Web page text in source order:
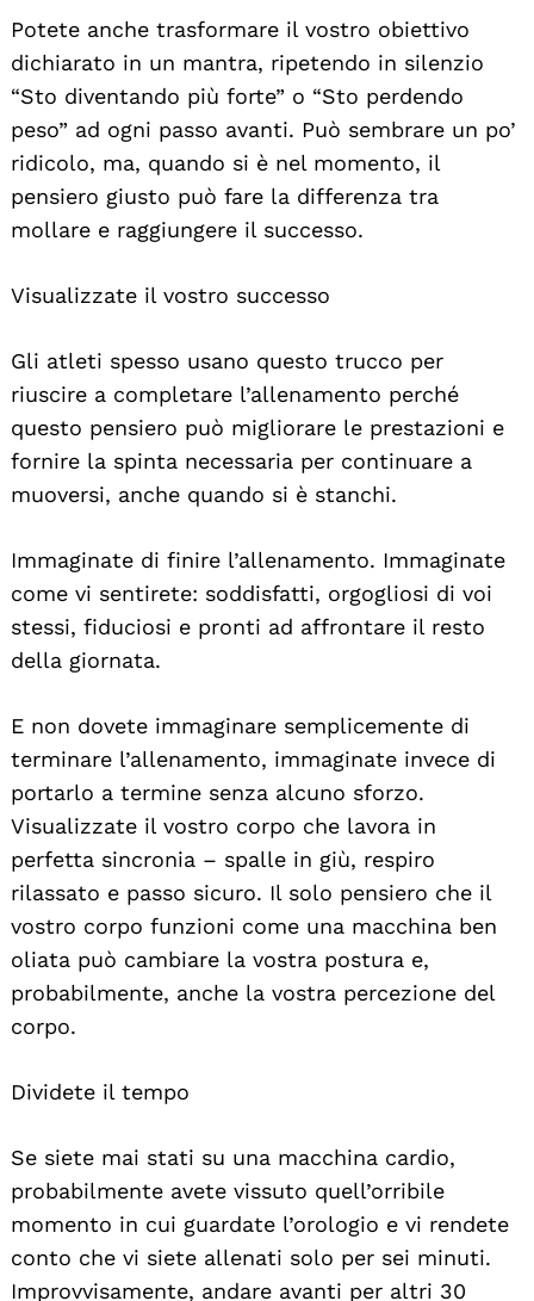
Potete anche trasformare il vostro obiettivo
dichiarato in un mantra, ripetendo in silenzio
“Sto diventando più forte” o “Sto perdendo
peso” ad ogni passo avanti. Può sembrare un po’
ridicolo, ma, quando si è nel momento, il
pensiero giusto può fare la differenza tra
mollare e raggiungere il successo.
Visualizzate il vostro successo
Gli atleti spesso usano questo trucco per
riuscire a completare l’allenamento perché
questo pensiero può migliorare le prestazioni e
fornire la spinta necessaria per continuare a
muoversi, anche quando si è stanchi.
Immaginate di finire l’allenamento. Immaginate
come vi sentirete: soddisfatti, orgogliosi di voi
stessi, fiduciosi e pronti ad affrontare il resto
della giornata.
E non dovete immaginare semplicemente di
terminare l’allenamento, immaginate invece di
portarlo a termine senza alcuno sforzo.
Visualizzate il vostro corpo che lavora in
perfetta sincronia – spalle in giù, respiro
rilassato e passo sicuro. Il solo pensiero che il
vostro corpo funzioni come una macchina ben
oliata può cambiare la vostra postura e,
probabilmente, anche la vostra percezione del
corpo.
Dividete il tempo
Se siete mai stati su una macchina cardio,
probabilmente avete vissuto quell’orribile
momento in cui guardate l’orologio e vi rendete
conto che vi siete allenati solo per sei minuti.
Improvvisamente, andare avanti per altri 30